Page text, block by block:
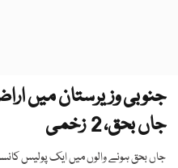
جاں بحق، 2 زخمی
جاں بحق ہونے والوں میں ایک پولیس